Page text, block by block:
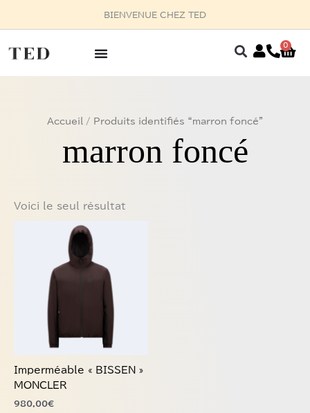
BIENVENUE CHEZ TED
0
Accueil / Produits identifiés “marron foncé”
marron foncé
Voici le seul résultat
Imperméable « BISSEN »
MONCLER
980,00€
plusieurs
variations.
peuvent
choisies
sur
page